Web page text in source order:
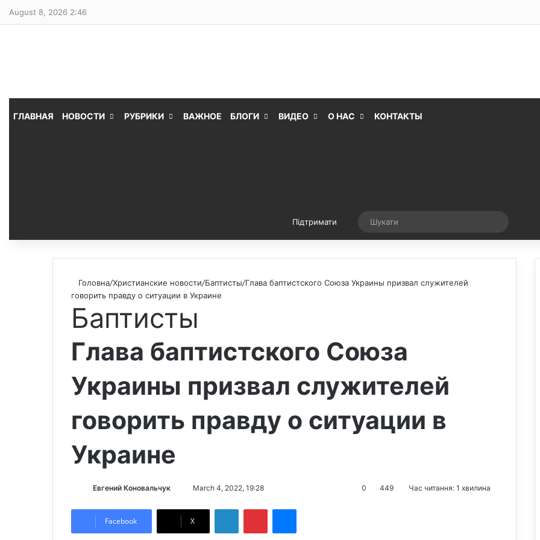
August 8, 2026 2:46
ГЛАВНАЯ НОВОСТИ РУБРИКИ ВАЖНОЕ БЛОГИ ВИДЕО О НАС КОНТАКТЫ
Підтримати Випадкова стаття
Головна/Христианские новости/Баптисты/Глава баптистского Союза Украины призвал служителей
говорить правду о ситуации в Украине
Баптисты
Глава баптистского Союза
Украины призвал служителей
говорить правду о ситуации в
Украине
Евгений Коновальчук
n
d
March 4, 2022, 19:28 0 449 Час читання: 1 хвилина
Facebook X